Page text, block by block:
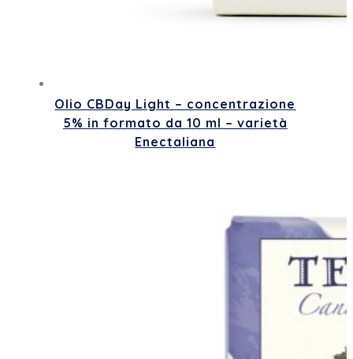
Olio CBDay Light – concentrazione
5% in formato da 10 ml – varietà
Enectaliana